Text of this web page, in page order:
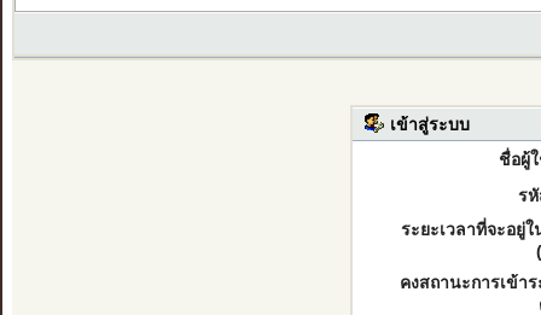
เข้าสู่ระบบ
ชื่อผู้
ร
ระยะเวลาที่จะอยู่
คงสถานะการเข้า